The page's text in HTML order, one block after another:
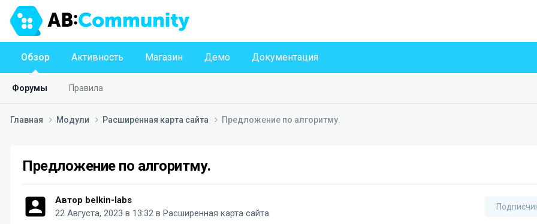
Обзор
Форумы Правила
Активность Магазин Демо Документация
Главная Модули Расширенная карта сайта Предложение по алгоритму.
Предложение по алгоритму.
Автор belkin-labs
22 Августа, 2023 в 13:32 в Расширенная карта сайта